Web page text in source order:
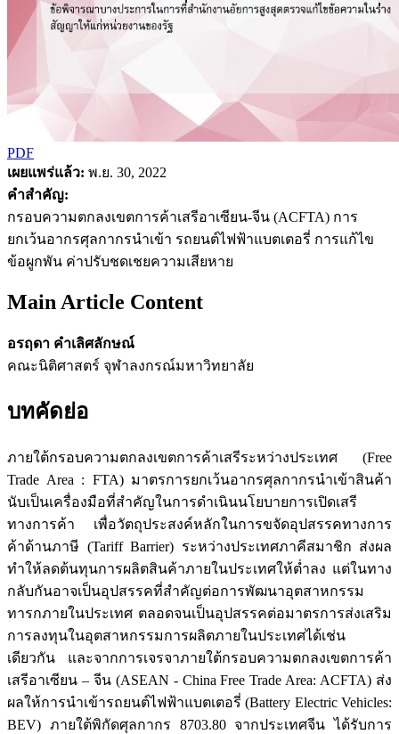
PDF
เผยแพร่แล้ว: พ.ย. 30, 2022
คำสำคัญ:
กรอบความตกลงเขตการค้าเสรีอาเซียน-จีน (ACFTA) การ
ยกเว้นอากรศุลกากรนำเข้า รถยนต์ไฟฟ้าแบตเตอรี่ การแก้ไข
ข้อผูกพัน ค่าปรับชดเชยความเสียหาย
Main Article Content
อรฤดา คำเลิศลักษณ์
คณะนิติศาสตร์ จุฬาลงกรณ์มหาวิทยาลัย
บทคัดย่อ
ภายใต้กรอบความตกลงเขตการค้าเสรีระหว่างประเทศ (Free
Trade Area : FTA) มาตรการยกเว้นอากรศุลกากรนำเข้าสินค้า
นับเป็นเครื่องมือที่สำคัญในการดำเนินนโยบายการเปิดเสรี
ทางการค้า เพื่อวัตถุประสงค์หลักในการขจัดอุปสรรคทางการ
ค้าด้านภาษี (Tariff Barrier) ระหว่างประเทศภาคีสมาชิก ส่งผล
ทำให้ลดต้นทุนการผลิตสินค้าภายในประเทศให้ต่ำลง แต่ในทาง
กลับกันอาจเป็นอุปสรรคที่สำคัญต่อการพัฒนาอุตสาหกรรม
ทารกภายในประเทศ ตลอดจนเป็นอุปสรรคต่อมาตรการส่งเสริม
การลงทุนในอุตสาหกรรมการผลิตภายในประเทศได้เช่น
เดียวกัน และจากการเจรจาภายใต้กรอบความตกลงเขตการค้า
เสรีอาเซียน – จีน (ASEAN - China Free Trade Area: ACFTA) ส่ง
ผลให้การนำเข้ารถยนต์ไฟฟ้าแบตเตอรี่ (Battery Electric Vehicles:
BEV) ภายใต้พิกัดศุลกากร 8703.80 จากประเทศจีน ได้รับการ